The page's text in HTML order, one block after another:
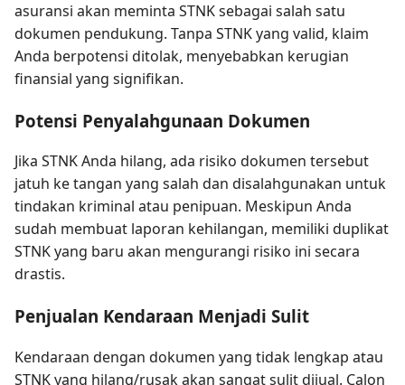
asuransi akan meminta STNK sebagai salah satu
dokumen pendukung. Tanpa STNK yang valid, klaim
Anda berpotensi ditolak, menyebabkan kerugian
finansial yang signifikan.
Potensi Penyalahgunaan Dokumen
Jika STNK Anda hilang, ada risiko dokumen tersebut
jatuh ke tangan yang salah dan disalahgunakan untuk
tindakan kriminal atau penipuan. Meskipun Anda
sudah membuat laporan kehilangan, memiliki duplikat
STNK yang baru akan mengurangi risiko ini secara
drastis.
Penjualan Kendaraan Menjadi Sulit
Kendaraan dengan dokumen yang tidak lengkap atau
STNK yang hilang/rusak akan sangat sulit dijual. Calon